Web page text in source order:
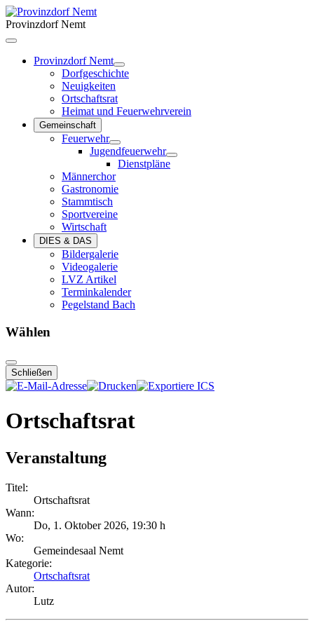
Provinzdorf Nemt
Provinzdorf Nemt
Dorfgeschichte
Neuigkeiten
Ortschaftsrat
Heimat und Feuerwehrverein
Gemeinschaft
Feuerwehr
Jugendfeuerwehr
Dienstpläne
Männerchor
Gastronomie
Stammtisch
Sportvereine
Wirtschaft
DIES & DAS
Bildergalerie
Videogalerie
LVZ Artikel
Terminkalender
Pegelstand Bach
Wählen
Schließen
Ortschaftsrat
Veranstaltung
Titel:
Ortschaftsrat
Wann:
Do, 1. Oktober 2026, 19:30 h
Wo:
Gemeindesaal Nemt
Kategorie:
Ortschaftsrat
Autor:
Lutz